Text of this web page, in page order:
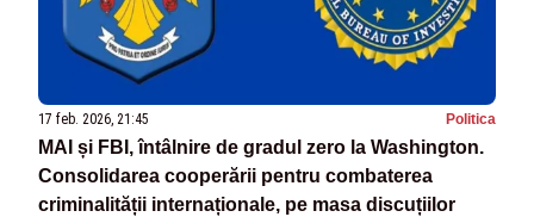
17 feb. 2026, 21:45 Politica
MAI și FBI, întâlnire de gradul zero la Washington.
Consolidarea cooperării pentru combaterea
criminalității internaționale, pe masa discuțiilor